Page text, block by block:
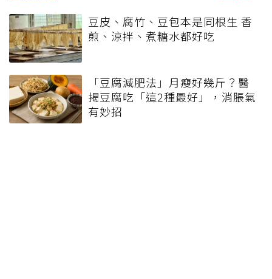
潔法 多加一物還能防髒汙附著
‧45歲男存2千萬提早退休 接信用卡公司
通知「淚回職場」：有錢也碰壁
‧用千元手機、拒絕社群網站 48歲社長
中年後重視和放棄的事：不為面子消費